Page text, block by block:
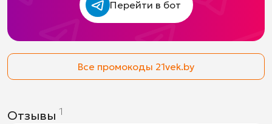
Перейти в бот
Все промокоды 21vek.by
Отзывы 1